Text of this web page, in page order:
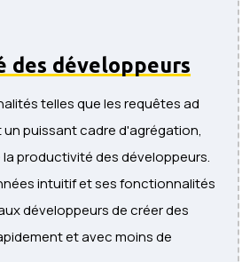
des développeurs
telles que les requêtes ad
puissant cadre d'agrégation,
productivité des développeurs.
intuitif et ses fonctionnalités
développeurs de créer des
et avec moins de